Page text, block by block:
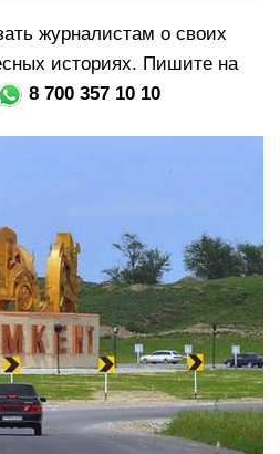
ц
и
ю
журналистам о своих
историях. Пишите на
8 700 357 10 10